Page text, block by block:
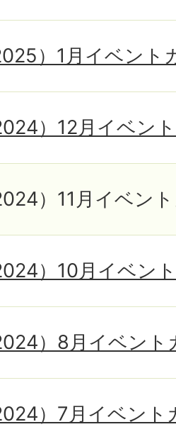
）1月イベント
）12月イベン
）11月イベン
）10月イベン
）8月イベント
）7月イベント